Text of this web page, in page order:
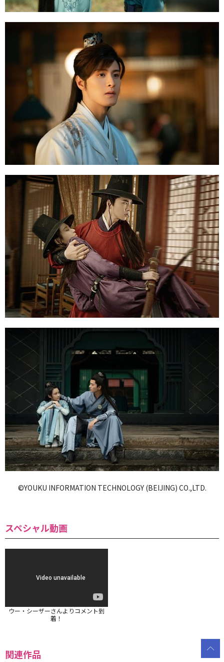
SPO 韓ドラX
SPO アジドラX
シネマートチャンネル
©YOUKU INFORMATION TECHNOLOGY (BEIJING) CO.,LTD.
スペシャル動画
ウー・シーザーさんよりコメント到
着！
関連作品